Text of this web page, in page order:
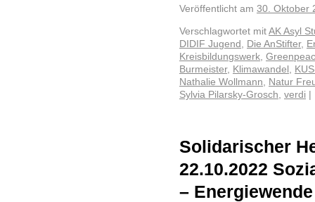
Veröffentlicht am 30. Oktober
Verschlagwortet mit AK Asyl
DIDIF Jugend , Die AnStifter,
Kreisbildungswerk,
Burmeister, Klimawandel ,
Nathalie Wollmann, Natur
Sylvia Pilarsky-Grosch, verdi
Solidarischer
22.10.2022
–